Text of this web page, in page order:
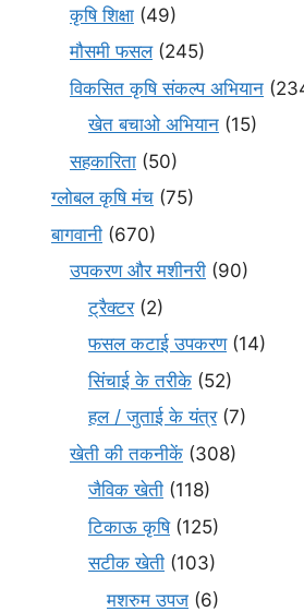
कृषि शिक्षा (49)
मौसमी फसल(245)
विकसित कृषि संकल्प अभियान
खेत बचाओ अभियान (15)
सहकारिता (50)
ग्लोबल कृषि मंच (75)
बागवानी (670)
उपकरण और मशीनरी (90)
ट्रैक्टर(2)
फसल कटाई उपकरण(14)
सिंचाई के तरीके (52)
हल / जुताई के यंत्र(7)
खेती की तकनीकें (308)
जैविक खेती (118)
टिकाऊ कृषि(125)
सटीक खेती (103)
मशरुम उपज (6)